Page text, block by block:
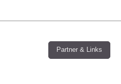
Partner & Links